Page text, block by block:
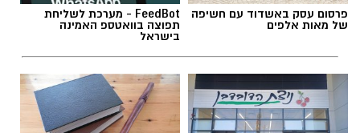
פרסום עסק באשדוד עם חשיפה
של מאות אלפים
FeedBot - מערכת לשליחת
תפוצה בוואטספ האמינה
בישראל